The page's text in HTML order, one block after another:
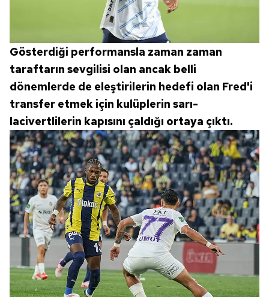
Gösterdiği performansla zaman zaman
taraftarın sevgilisi olan ancak belli
dönemlerde de eleştirilerin hedefi olan Fred'i
transfer etmek için kulüplerin sarı-
lacivertlilerin kapısını çaldığı ortaya çıktı.